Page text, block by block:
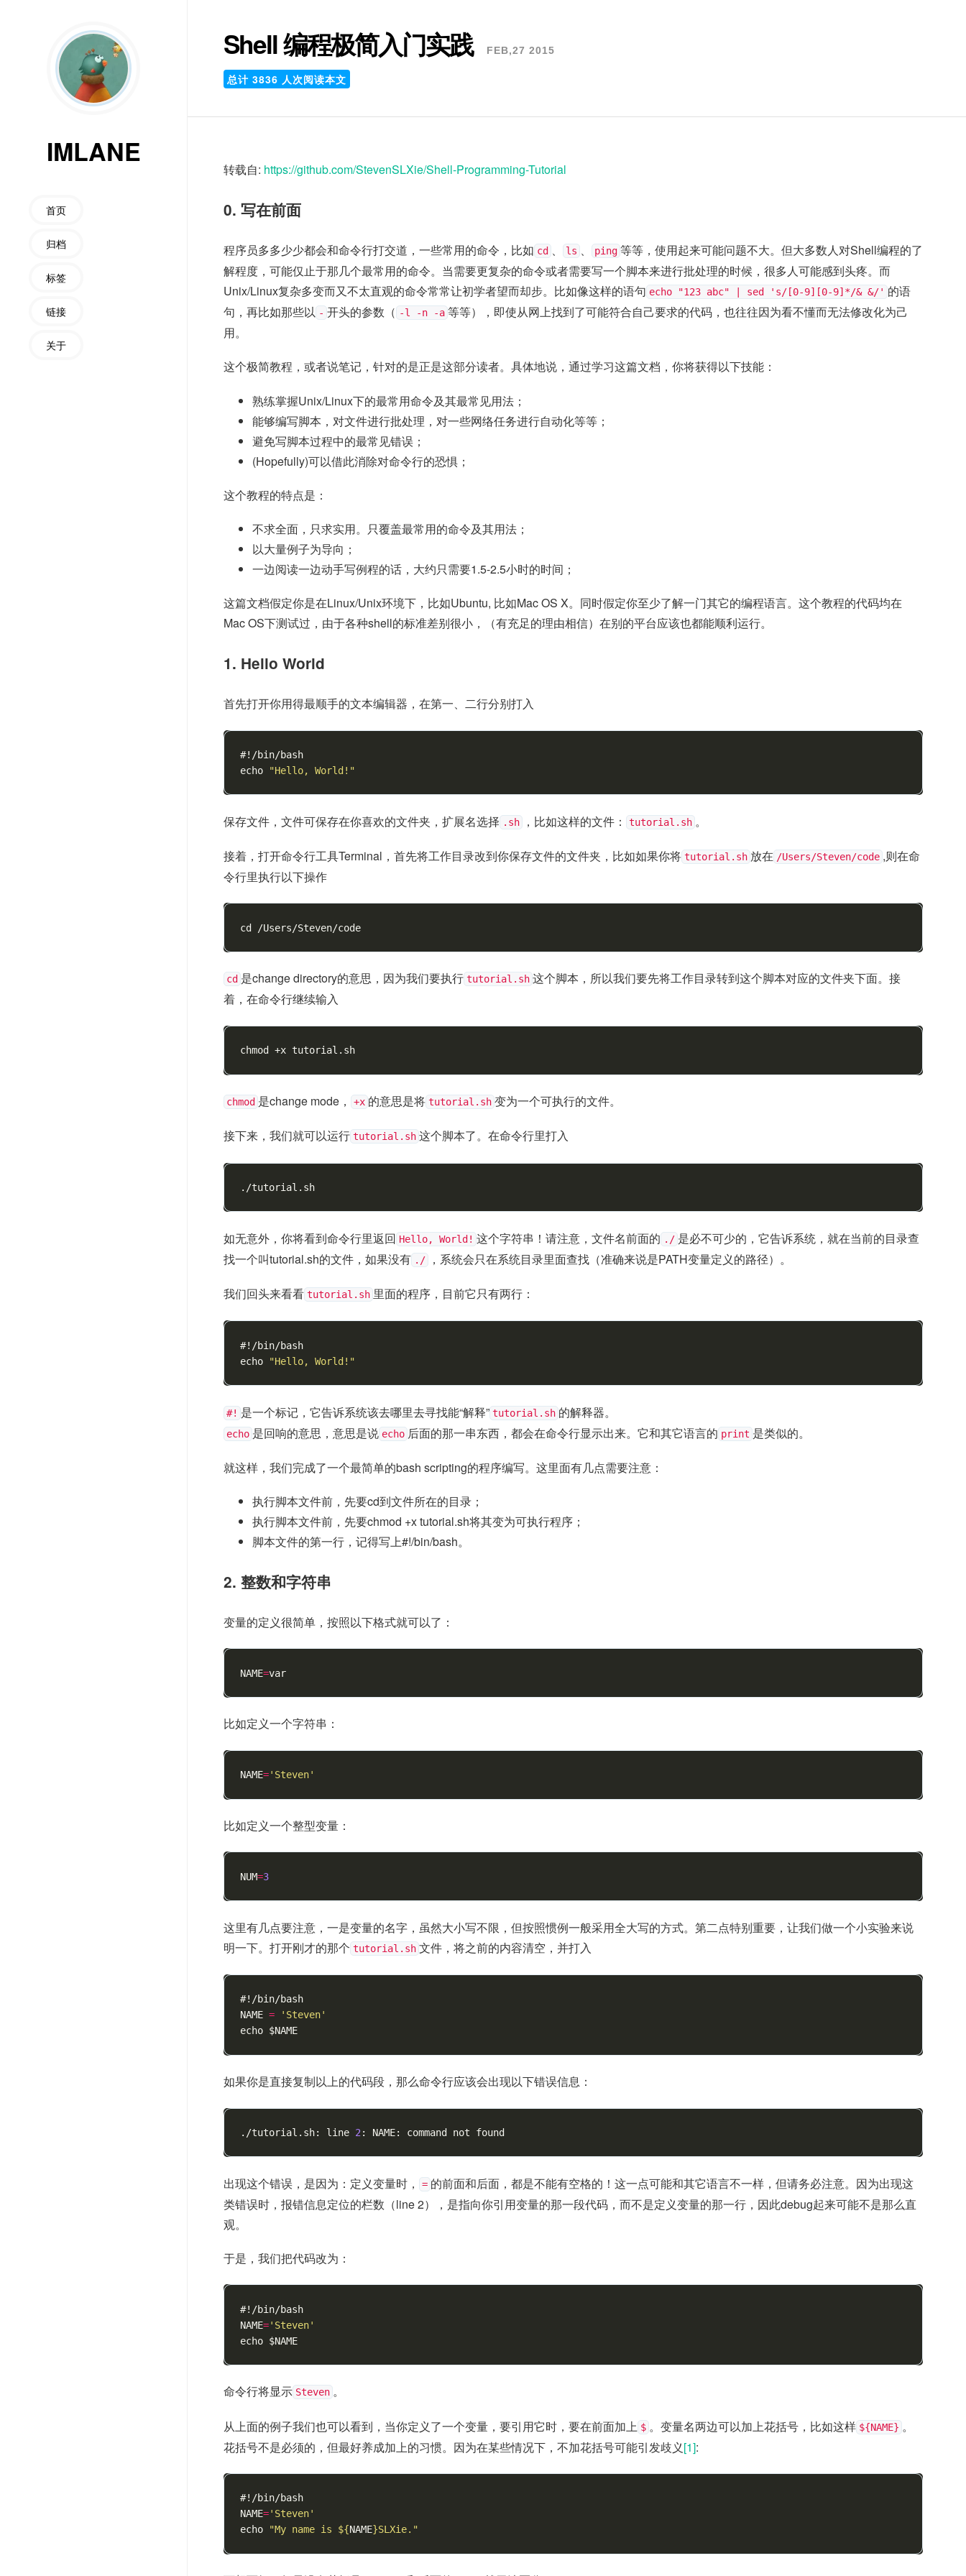
IMLANE
首页
归档
标签
链接
关于
Shell 编程极简入门实践 FEB,27 2015
总计 3836 人次阅读本文
转载自: https://github.com/StevenSLXie/Shell-Programming-Tutorial
0. 写在前面
程序员多多少少都会和命令行打交道，一些常用的命令，比如 cd 、 ls 、 ping 等等，使用起来可能问题不大。但大多数人对Shell编程的了
解程度，可能仅止于那几个最常用的命令。当需要更复杂的命令或者需要写一个脚本来进行批处理的时候，很多人可能感到头疼。而
Unix/Linux复杂多变而又不太直观的命令常常让初学者望而却步。比如像这样的语句 echo "123 abc" | sed 's/[0-9][0-9]*/& &/' 的语
句，再比如那些以 - 开头的参数（ -l -n -a 等等），即使从网上找到了可能符合自己要求的代码，也往往因为看不懂而无法修改化为己
用。
这个极简教程，或者说笔记，针对的是正是这部分读者。具体地说，通过学习这篇文档，你将获得以下技能：
熟练掌握Unix/Linux下的最常用命令及其最常见用法；
能够编写脚本，对文件进行批处理，对一些网络任务进行自动化等等；
避免写脚本过程中的最常见错误；
(Hopefully)可以借此消除对命令行的恐惧；
这个教程的特点是：
不求全面，只求实用。只覆盖最常用的命令及其用法；
以大量例子为导向；
一边阅读一边动手写例程的话，大约只需要1.5-2.5小时的时间；
这篇文档假定你是在Linux/Unix环境下，比如Ubuntu, 比如Mac OS X。同时假定你至少了解一门其它的编程语言。这个教程的代码均在
Mac OS下测试过，由于各种shell的标准差别很小，（有充足的理由相信）在别的平台应该也都能顺利运行。
1. Hello World
首先打开你用得最顺手的文本编辑器，在第一、二行分别打入
#!/bin/bash
echo
"Hello, World!"
保存文件，文件可保存在你喜欢的文件夹，扩展名选择 .sh ，比如这样的文件： tutorial.sh 。
接着，打开命令行工具Terminal，首先将工作目录改到你保存文件的文件夹，比如如果你将 tutorial.sh 放在 /Users/Steven/code ,则在命
令行里执行以下操作
cd
cd 是change directory的意思，因为我们要执行 tutorial.sh 这个脚本，所以我们要先将工作目录转到这个脚本对应的文件夹下面。接
着，在命令行继续输入
chmod 是change mode， +x 的意思是将 tutorial.sh 变为一个可执行的文件。
接下来，我们就可以运行 tutorial.sh 这个脚本了。在命令行里打入
如无意外，你将看到命令行里返回 Hello, World! 这个字符串！请注意，文件名前面的 ./ 是必不可少的，它告诉系统，就在当前的目录查
找一个叫tutorial.sh的文件，如果没有 ./ ，系统会只在系统目录里面查找（准确来说是PATH变量定义的路径）。
我们回头来看看 tutorial.sh 里面的程序，目前它只有两行：
#!/bin/bash
echo
"Hello, World!"
#! 是一个标记，它告诉系统该去哪里去寻找能“解释” tutorial.sh 的解释器。
echo 是回响的意思，意思是说 echo 后面的那一串东西，都会在命令行显示出来。它和其它语言的 print 是类似的。
就这样，我们完成了一个最简单的bash scripting的程序编写。这里面有几点需要注意：
执行脚本文件前，先要cd到文件所在的目录；
执行脚本文件前，先要chmod +x tutorial.sh将其变为可执行程序；
脚本文件的第一行，记得写上#!/bin/bash。
2. 整数和字符串
变量的定义很简单，按照以下格式就可以了：
NAME=
比如定义一个字符串：
NAME='Steven'
比如定义一个整型变量：
NUM=3
这里有几点要注意，一是变量的名字，虽然大小写不限，但按照惯例一般采用全大写的方式。第二点特别重要，让我们做一个小实验来说
明一下。打开刚才的那个 tutorial.sh 文件，将之前的内容清空，并打入
#!/bin/bash
NAME =
'Steven'
echo $NAME
如果你是直接复制以上的代码段，那么命令行应该会出现以下错误信息：
./tutorial.sh: line 2 : NAME: command
出现这个错误，是因为：定义变量时， = 的前面和后面，都是不能有空格的！这一点可能和其它语言不一样，但请务必注意。因为出现这
类错误时，报错信息定位的栏数（line 2），是指向你引用变量的那一段代码，而不是定义变量的那一行，因此debug起来可能不是那么直
观。
于是，我们把代码改为：
#!/bin/bash
NAME='Steven'
echo $NAME
命令行将显示 Steven 。
从上面的例子我们也可以看到，当你定义了一个变量，要引用它时，要在前面加上 $ 。变量名两边可以加上花括号，比如这样 ${NAME} 。
花括号不是必须的，但最好养成加上的习惯。因为在某些情况下，不加花括号可能引发歧义[1]:
#!/bin/bash
NAME='Steven'
echo
"My name is ${NAME}SLXie."